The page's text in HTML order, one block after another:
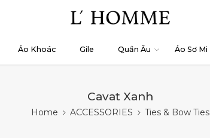
Áo Khoác Gile Quần Âu Áo Sơ Mi
Cavat Xanh
Home ACCESSORIES Ties & Bow Ties